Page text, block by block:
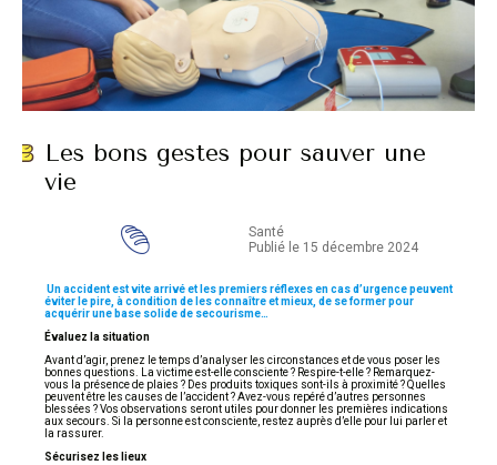
Les bons gestes pour sauver une
vie
Santé
Publié le 15 décembre 2024
Un accident est vite arrivé et les premiers réflexes en cas d’urgence peuvent
éviter le pire, à condition de les connaître et mieux, de se former pour
acquérir une base solide de secourisme…
Évaluez la situation
Avant d’agir, prenez le temps d’analyser les circonstances et de vous poser les
bonnes questions. La victime est-elle consciente ? Respire-t-elle ? Remarquez-
vous la présence de plaies ? Des produits toxiques sont-ils à proximité ? Quelles
peuvent être les causes de l’accident ? Avez-vous repéré d’autres personnes
blessées ? Vos observations seront utiles pour donner les premières indications
aux secours. Si la personne est consciente, restez auprès d’elle pour lui parler et
la rassurer.
Sécurisez les lieux